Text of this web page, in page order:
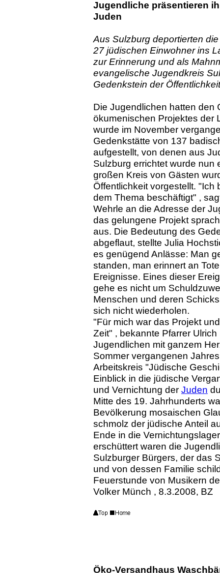
Jugendliche präsentieren
Juden
Aus Sulzburg deportierten
27 jüdischen Einwohner ins
zur Erinnerung und als
evangelische Jugendkreis
Gedenkstein der
Die Jugendlichen hatten den
ökumenischen Projektes der
wurde im November
Gedenkstätte von 137
aufgestellt, von denen aus
Sulzburg errichtet wurde nun
großen Kreis von Gästen
Öffentlichkeit vorgestellt. "Ich
dem Thema beschäftigt" ,
Wehrle an die Adresse der
das gelungene Projekt
aus. Die Bedeutung des
abgeflaut, stellte Julia
es genügend Anlässe: Man
standen, man erinnert an
Ereignisse. Eines dieser
gehe es nicht um
Menschen und deren
sich nicht wiederholen.
"Für mich war das Projekt
Zeit" , bekannte Pfarrer
Jugendlichen mit ganzem
Sommer vergangenen
Arbeitskreis "Jüdische
Einblick in die jüdische
und Vernichtung der Juden
Mitte des 19. Jahrhunderts
Bevölkerung mosaischen
schmolz der jüdische Anteil
Ende in die
erschüttert waren die
Sulzburger Bürgers, der das
und von dessen Familie
Feuerstunde von Musikern
Volker Münch , 8.3.2008, BZ
Öko-Versandhaus